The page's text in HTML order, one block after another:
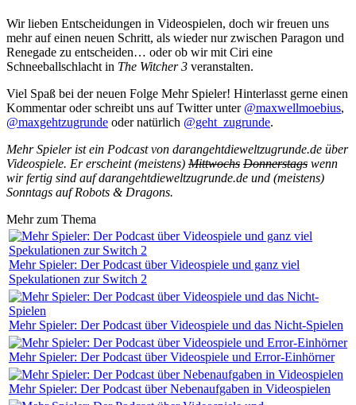
Wir lieben Entscheidungen in Videospielen, doch wir freuen uns
mehr auf einen neuen Schritt, als wieder nur zwischen Paragon und
Renegade zu entscheiden… oder ob wir mit Ciri eine
Schneeballschlacht in The Witcher 3 veranstalten.
Viel Spaß bei der neuen Folge Mehr Spieler! Hinterlasst gerne einen
Kommentar oder schreibt uns auf Twitter unter @maxwellmoebius,
@maxgehtzugrunde oder natürlich @geht_zugrunde.
Mehr Spieler ist ein Podcast von darangehtdieweltzugrunde.de über
Videospiele. Er erscheint (meistens) Mittwochs Donnerstags wenn
wir fertig sind auf darangehtdieweltzugrunde.de und (meistens)
Sonntags auf Robots & Dragons.
Mehr zum Thema
Mehr Spieler: Der Podcast über Videospiele und ganz viel
Spekulationen zur Switch 2
Mehr Spieler: Der Podcast über Videospiele und das Nicht-Spielen
Mehr Spieler: Der Podcast über Videospiele und Error-Einhörner
Mehr Spieler: Der Podcast über Nebenaufgaben in Videospielen